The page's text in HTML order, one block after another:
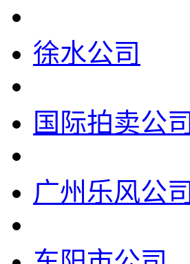
徐水公司
国际拍卖公司
广州乐风公司